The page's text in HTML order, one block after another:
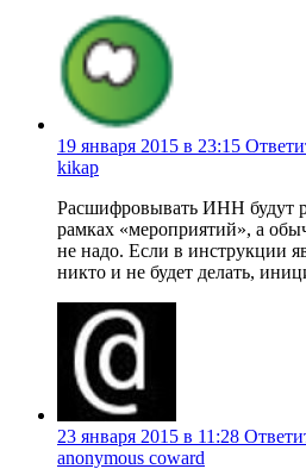
19 января 2015 в 23:15
kikap
Расшифровывать ИНН будут
рамках «мероприятий», а
не надо. Если в инструкции
никто и не будет делать,
23 января 2015 в 11:28
anonymous coward